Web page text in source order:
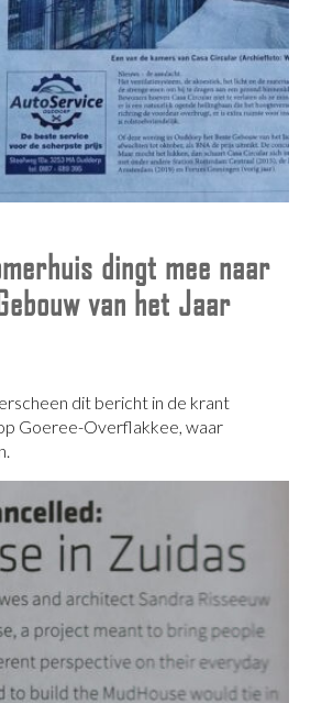
dingt mee naar
van het Jaar
dit bericht in de krant
Goeree-Overflakkee, waar